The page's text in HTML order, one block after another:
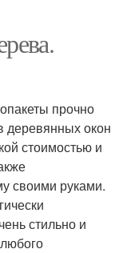
прочно
деревянных окон
стоимостью и
своими руками.
стильно и